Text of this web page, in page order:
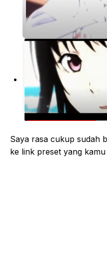
Saya rasa cukup sudah
ke link preset yang